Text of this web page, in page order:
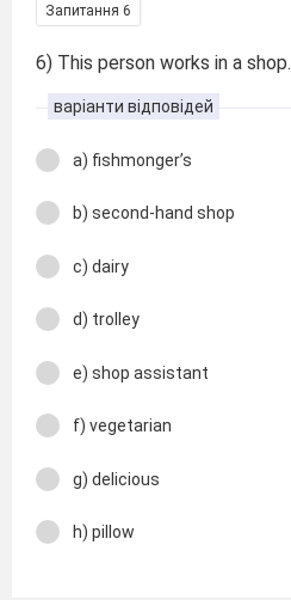
Запитання 6
6) This person works in a shop.
варіанти відповідей
a) fishmonger’s
b) second-hand shop
c) dairy
d) trolley
e) shop assistant
f) vegetarian
g) delicious
h) pillow